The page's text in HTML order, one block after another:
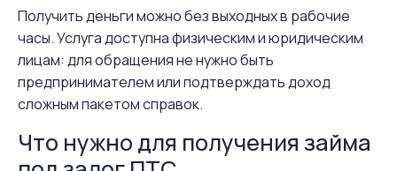
Получить деньги можно без выходных в рабочие
часы. Услуга доступна физическим и юридическим
лицам: для обращения не нужно быть
предпринимателем или подтверждать доход
сложным пакетом справок.
Что нужно для получения займа